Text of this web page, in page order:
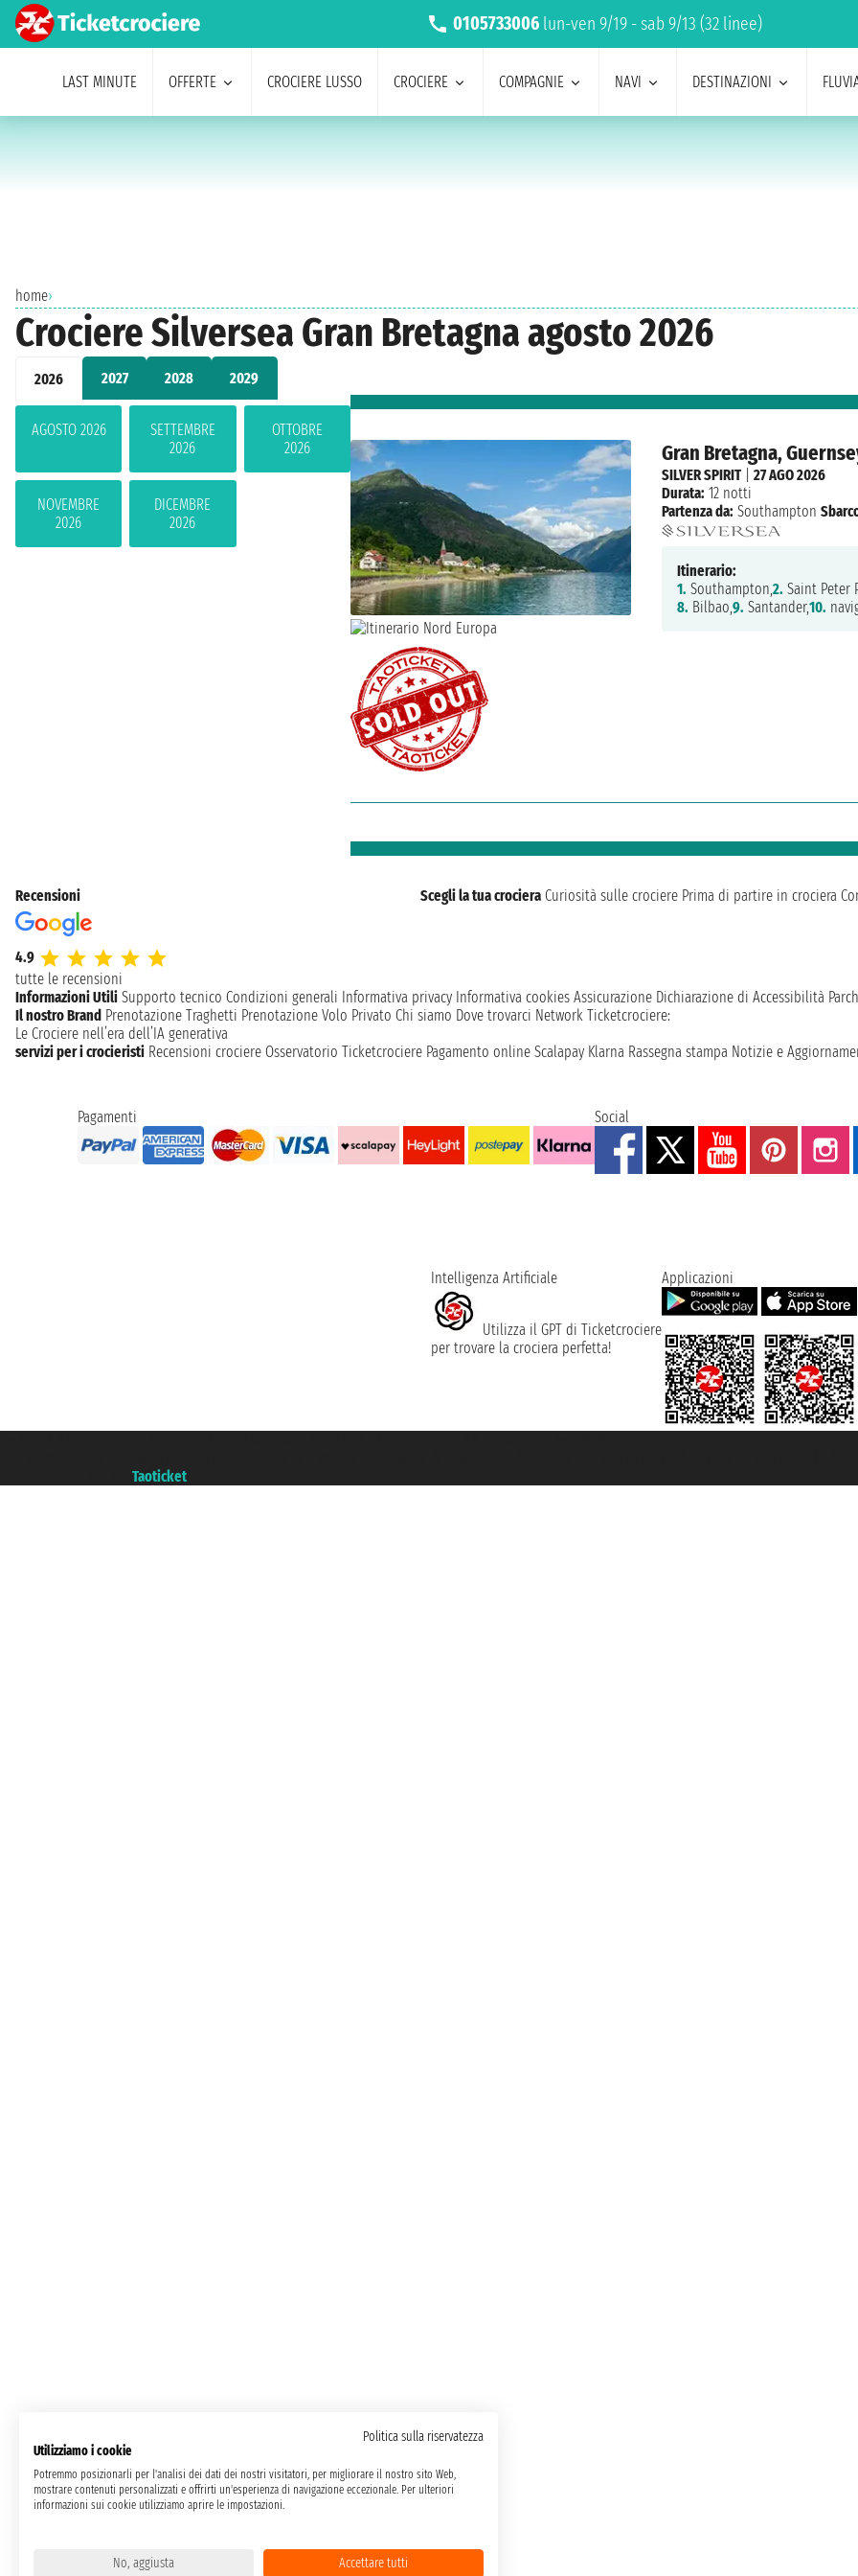
0105733006 lun-ven 9/19 - sab 9/13 (32 linee)
LAST MINUTE OFFERTE CROCIERE LUSSO CROCIERE COMPAGNIE NAVI DESTINAZIONI
home›
Crociere Silversea Gran Bretagna agosto 2026
2026 2027 2028 2029
AGOSTO 2026
SETTEMBRE
2026
OTTOBRE
2026
NOVEMBRE
2026
DICEMBRE
2026
Gran Bretagna,
SILVER SPIRIT| 27 AGO 2026
Durata: 12 notti
Partenza da: Southampton
Itinerario:
1. Southampton,2. Saint Peter
8. Bilbao,9. Santander,10.
Recensioni
4.9
tutte le recensioni
Scegli la tua crociera Curiosità sulle crociere Prima di partire in crociera
Informazioni Utili Supporto tecnico Condizioni generali Informativa privacy Informativa cookies Assicurazione Dichiarazione di Accessibilità
Il nostro Brand Prenotazione Traghetti Prenotazione Volo Privato Chi siamo Dove trovarci Network Ticketcrociere:
Le Crociere nell’era dell’IA generativa
servizi per i crocieristi Recensioni crociere Osservatorio Ticketcrociere Pagamento online Scalapay Klarna Rassegna stampa Notizie e
Pagamenti Social
Intelligenza Artificiale
Utilizza il GPT di Ticketcrociere
per trovare la crociera perfetta!
Applicazioni
Taoticket
Politica sulla riservatezza
Utilizziamo i cookie
Potremmo posizionarli per l'analisi dei dati dei nostri visitatori, per migliorare il nostro sito Web,
mostrare contenuti personalizzati e offrirti un'esperienza di navigazione eccezionale. Per ulteriori
informazioni sui cookie utilizziamo aprire le impostazioni.
No, aggiusta Accettare tutti